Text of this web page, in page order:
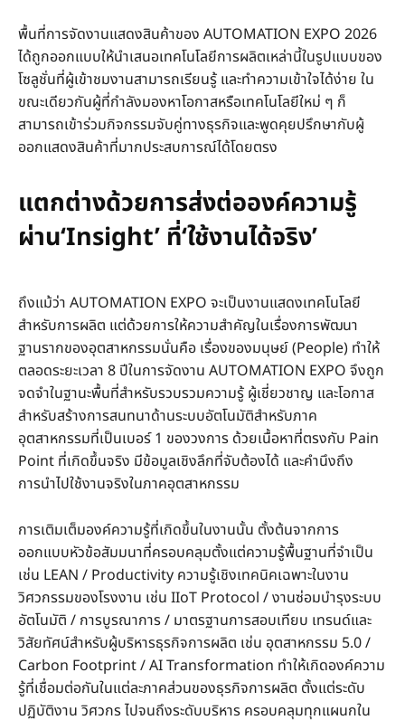
พื้นที่การจัดงานแสดงสินค้าของ AUTOMATION EXPO 2026
ได้ถูกออกแบบให้นำเสนอเทคโนโลยีการผลิตเหล่านี้ในรูปแบบของ
โซลูชั่นที่ผู้เข้าชมงานสามารถเรียนรู้ และทำความเข้าใจได้ง่าย ใน
ขณะเดียวกันผู้ที่กำลังมองหาโอกาสหรือเทคโนโลยีใหม่ ๆ ก็
สามารถเข้าร่วมกิจกรรมจับคู่ทางธุรกิจและพูดคุยปรึกษากับผู้
ออกแสดงสินค้าที่มากประสบการณ์ได้โดยตรง
แตกต่างด้วยการส่งต่อองค์ความรู้
ผ่าน‘Insight’ ที่‘ใช้งานได้จริง’
ถึงแม้ว่า AUTOMATION EXPO จะเป็นงานแสดงเทคโนโลยี
สำหรับการผลิต แต่ด้วยการให้ความสำคัญในเรื่องการพัฒนา
ฐานรากของอุตสาหกรรมนั่นคือ เรื่องของมนุษย์ (People) ทำให้
ตลอดระยะเวลา 8 ปีในการจัดงาน AUTOMATION EXPO จึงถูก
จดจำในฐานะพื้นที่สำหรับรวบรวมความรู้ ผู้เชี่ยวชาญ และโอกาส
สำหรับสร้างการสนทนาด้านระบบอัตโนมัติสำหรับภาค
อุตสาหกรรมที่เป็นเบอร์ 1 ของวงการ ด้วยเนื้อหาที่ตรงกับ Pain
Point ที่เกิดขึ้นจริง มีข้อมูลเชิงลึกที่จับต้องได้ และคำนึงถึง
การนำไปใช้งานจริงในภาคอุตสาหกรรม
การเติมเต็มองค์ความรู้ที่เกิดขึ้นในงานนั้น ตั้งต้นจากการ
ออกแบบหัวข้อสัมมนาที่ครอบคลุมตั้งแต่ความรู้พื้นฐานที่จำเป็น
เช่น LEAN / Productivity ความรู้เชิงเทคนิคเฉพาะในงาน
วิศวกรรมของโรงงาน เช่น IIoT Protocol / งานซ่อมบำรุงระบบ
อัตโนมัติ / การบูรณาการ / มาตรฐานการสอบเทียบ เทรนด์และ
วิสัยทัศน์สำหรับผู้บริหารธุรกิจการผลิต เช่น อุตสาหกรรม 5.0 /
Carbon Footprint / AI Transformation ทำให้เกิดองค์ความ
รู้ที่เชื่อมต่อกันในแต่ละภาคส่วนของธุรกิจการผลิต ตั้งแต่ระดับ
ปฏิบัติงาน วิศวกร ไปจนถึงระดับบริหาร ครอบคลุมทุกแผนกใน